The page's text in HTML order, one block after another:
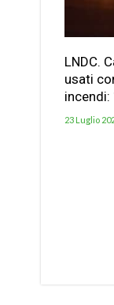
LNDC.
usati
incendi:
23 Luglio